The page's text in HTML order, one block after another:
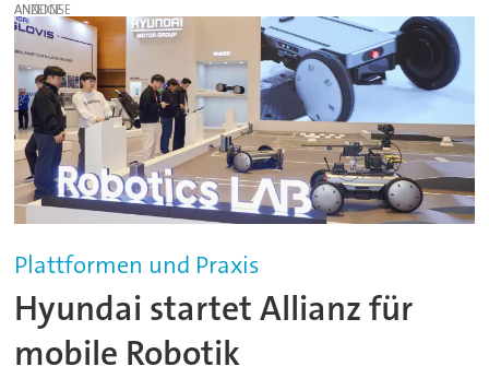
ANZEIGE
Plattformen und Praxis
Hyundai startet Allianz für
mobile Robotik